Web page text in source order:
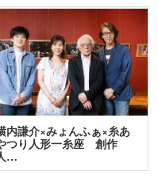
内謙介×みょんふぁ×糸あ
つり人形一糸座 創作
…